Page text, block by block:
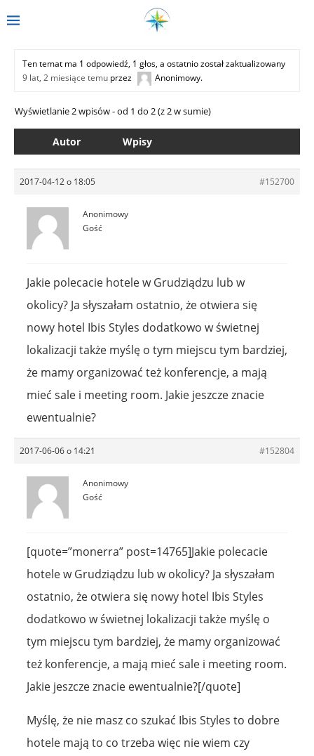
Ten temat ma 1 odpowiedź, 1 głos, a ostatnio został zaktualizowany
9 lat, 2 miesiące temu przez Anonimowy.
Wyświetlanie 2 wpisów - od 1 do 2 (z 2 w sumie)
Autor Wpisy
2017-04-12 o 18:05 #152700
Anonimowy
Gość
Jakie polecacie hotele w Grudziądzu lub w
okolicy? Ja słyszałam ostatnio, że otwiera się
nowy hotel Ibis Styles dodatkowo w świetnej
lokalizacji także myślę o tym miejscu tym bardziej,
że mamy organizować też konferencje, a mają
mieć sale i meeting room. Jakie jeszcze znacie
ewentualnie?
2017-06-06 o 14:21 #152804
Anonimowy
Gość
[quote=”monerra” post=14765]Jakie polecacie
hotele w Grudziądzu lub w okolicy? Ja słyszałam
ostatnio, że otwiera się nowy hotel Ibis Styles
dodatkowo w świetnej lokalizacji także myślę o
tym miejscu tym bardziej, że mamy organizować
też konferencje, a mają mieć sale i meeting room.
Jakie jeszcze znacie ewentualnie?[/quote]
Myślę, że nie masz co szukać Ibis Styles to dobre
hotele mają to co trzeba więc nie wiem czy